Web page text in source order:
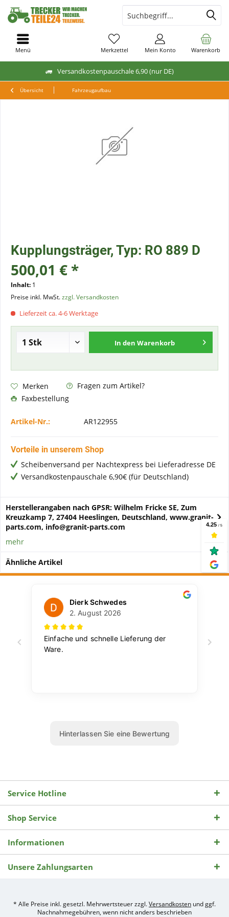
Versandkostenpauschale 6,90 (nur DE)
Warenkorb
Merkzettel Mein Konto
Menü
Übersicht Fahrzeugaufbau
Kupplungsträger, Typ: RO 889 D
500,01 € *
Inhalt: 1
Preise inkl. MwSt.zzgl. Versandkosten
Lieferzeit ca. 4-6 Werktage
In den Warenkorb
Merken
Fragen zum Artikel?
Faxbestellung
Artikel-Nr.: AR122955
Vorteile in unserem Shop
Scheibenversand per Nachtexpress bei Lieferadresse DE
Versandkostenpauschale 6,90€ (für Deutschland)
Herstellerangaben nach GPSR: Wilhelm Fricke SE, Zum
Kreuzkamp 7, 27404 Heeslingen, Deutschland, www.granit-
parts.com, info@granit-parts.com
mehr
Ähnliche Artikel
Service Hotline
Shop Service
Informationen
Unsere Zahlungsarten
* Alle Preise inkl. gesetzl. Mehrwertsteuer zzgl.Versandkosten und ggf.
Nachnahmegebühren, wenn nicht anders beschrieben